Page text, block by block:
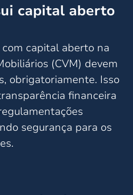
capital aberto
capital aberto na
(CVM) devem
obrigatoriamente. Isso
financeira
segurança para os